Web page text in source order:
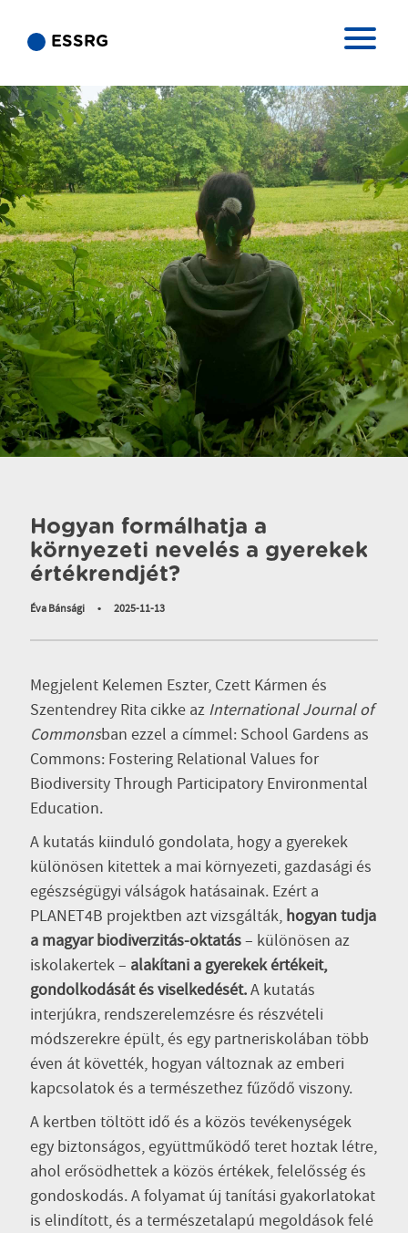
ESSRG
Hogyan formálhatja a
környezeti nevelés a gyerekek
értékrendjét?
Éva Bánsági • 2025-11-13
Megjelent Kelemen Eszter, Czett Kármen és
Szentendrey Rita cikke az International Journal of
Commonsban ezzel a címmel: School Gardens as
Commons: Fostering Relational Values for
Biodiversity Through Participatory Environmental
Education.
A kutatás kiinduló gondolata, hogy a gyerekek
különösen kitettek a mai környezeti, gazdasági és
egészségügyi válságok hatásainak. Ezért a
PLANET4B projektben azt vizsgálták, hogyan tudja
a magyar biodiverzitás-oktatás– különösen az
iskolakertek – alakítani a gyerekek értékeit,
gondolkodását és viselkedését.A kutatás
interjúkra, rendszerelemzésre és részvételi
módszerekre épült, és egy partneriskolában több
éven át követték, hogyan változnak az emberi
kapcsolatok és a természethez fűződő viszony.
A kertben töltött idő és a közös tevékenységek
egy biztonságos, együttműködő teret hoztak létre,
ahol erősödhettek a közös értékek, felelősség és
gondoskodás. A folyamat új tanítási gyakorlatokat
is elindított, és a természetalapú megoldások felé